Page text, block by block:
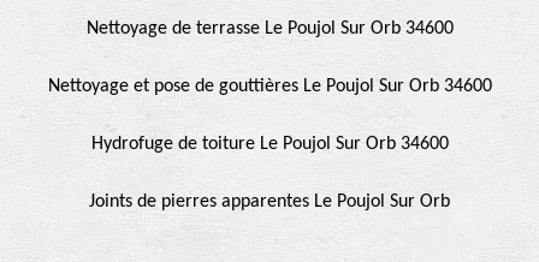
Nettoyage de terrasse Le Poujol Sur Orb 34600
Nettoyage et pose de gouttières Le Poujol Sur Orb 34600
Hydrofuge de toiture Le Poujol Sur Orb 34600
Joints de pierres apparentes Le Poujol Sur Orb